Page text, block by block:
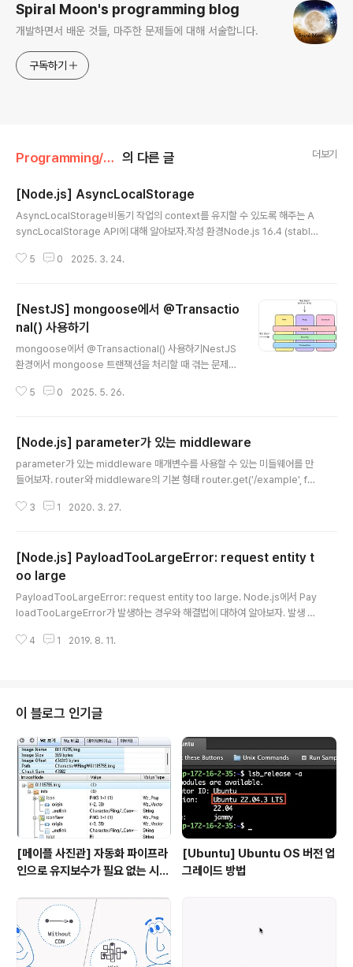
Spiral Moon's programming blog
개발하면서 배운 것들, 마주한 문제들에 대해 서술합니다.
구독하기
Programming/Node.js 의 다른 글 더보기
[Node.js] AsyncLocalStorage
AsyncLocalStorage비동기 작업의 context를 유지할 수 있도록 해주는 A
syncLocalStorage API에 대해 알아보자.작성 환경Node.js 16.4 (stabl
6.4에서 정식 추가된 API로 비동기 호출 간에 상태를 저장하고 공유할 수 있도
eadLocal이라는 기능을 제공하지만, Node.js는 Single Thread Event L
oop 기반의 비동기 실행 모델을 사용하기 때문에 여러 실행 흐름 간의 conte
5 0 2025. 3. 24.
[NestJS] mongoose에서 @Transactio
nal() 사용하기
mongoose에서 @Transactional() 사용하기NestJS
환경에서 mongoose 트랜잭션을 처리할 때 겪는 문제점
는 방법에 대해 알아보자.작성 환경Node.js 16.4 이상M
지식AsyncLocalStorage [Node.js] AsyncLocalSt
orageAsyncLocalStorage비동기 작업의 context를
유지할 수 있도록 해주는 AsyncLocalStorage API에
LocalStorage란?Asy..
5 0 2025. 5. 26.
[Node.js] parameter가 있는 middleware
parameter가 있는 middleware 매개변수를 사용할 수 있는 미들웨어를 만
들어보자. router와 middleware의 기본 형태 router.get('/example', fun
드처럼 경로를 지정하고 해당 경로에서 트리거 될 미들웨어를 작성한다. // 미들
nse, next 개체들을 받거나 스킵할 수 있는데, 개발자가 원하는 파라미터를 따
로 선언할 수 없다는 문제점이 있다. parameterized..
3 1 2020. 3. 27.
[Node.js] PayloadTooLargeError: request entity t
oo large
PayloadTooLargeError: request entity too large. Node.js에서 Pay
loadTooLargeError가 발생하는 경우와 해결법에 대하여 알아보자. 발생 원
= express(); ... app.use(express.json()); // 혹은 bodyParser.json()
rror가 발생하는 원인은..
4 1 2019. 8. 11.
이 블로그 인기글
[메이플 사진관] 자동화 파이프라
인으로 유지보수가 필요 없는 시뮬
[Ubuntu] Ubuntu OS 버전 업
그레이드 방법